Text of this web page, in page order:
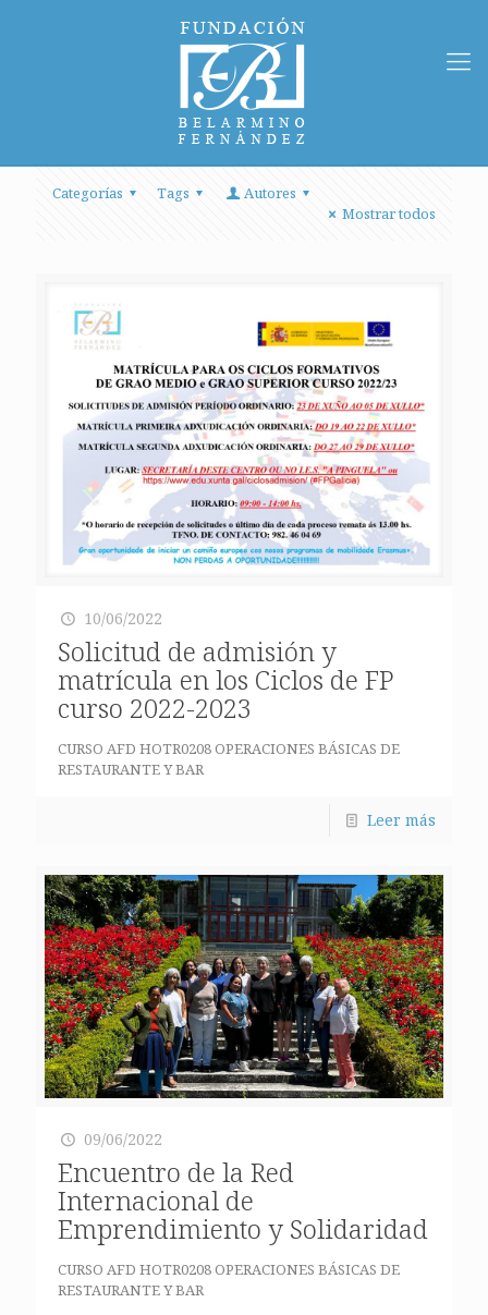
Categorías Tags
Autores
Mostrar todos
10/06/2022
Solicitud de admisión y
matrícula en los Ciclos de FP
curso 2022-2023
CURSO AFD HOTR0208 OPERACIONES BÁSICAS DE
RESTAURANTE Y BAR
Leer más
09/06/2022
Encuentro de la Red
Internacional de
Emprendimiento y Solidaridad
CURSO AFD HOTR0208 OPERACIONES BÁSICAS DE
RESTAURANTE Y BAR